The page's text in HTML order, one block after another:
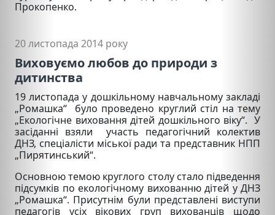
Прокопенко.
20 листопада 2014 року
Виховуємо любов до природи з
дитинства
19 листопада у дошкільному навчальному закладі
„Ромашка“ було проведено круглий стіл на тему
„Екологічне виховання дітей дошкільного віку“. У
засіданні взяли участь педагогічний колектив
ДНЗ, спеціалісти міської ради та представник НПП
„Пирятинський“.
Основною темою круглого столу стало підведення
підсумків по екологічному вихованню дітей у ДНЗ
„Ромашка“. Присутнім були представлені виступи
педагогів усіх вікових груп вихованців щодо